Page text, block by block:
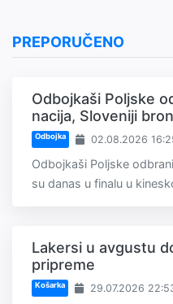
PREPORUČENO
Odbojkaši Poljske
nacija, Sloveniji
Odbojka 02.08.2026
Odbojkaši Poljske
su danas u finalu u
Lakersi u avgustu
pripreme
Košarka 29.07.2026